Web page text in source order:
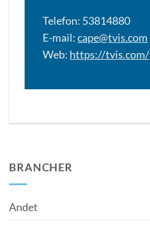
Telefon: 53814880
E-mail:cape@tvis.com
Web: https://tvis.com/
BRANCHER
Andet